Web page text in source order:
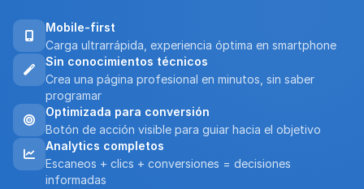
Mobile-first
Carga ultrarrápida, experiencia óptima en smartphone
Sin conocimientos técnicos
Crea una página profesional en minutos, sin saber
programar
Optimizada para conversión
Botón de acción visible para guiar hacia el objetivo
Analytics completos
Escaneos + clics + conversiones = decisiones
informadas